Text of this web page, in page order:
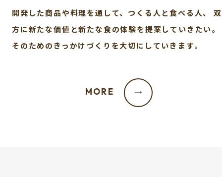
開発した商品や料理を通して、つくる人と食べる人、
双
方に新たな価値と新たな食の体験を提案していきたい。
そのためのきっかけづくりを大切にしていきます。
MORE →